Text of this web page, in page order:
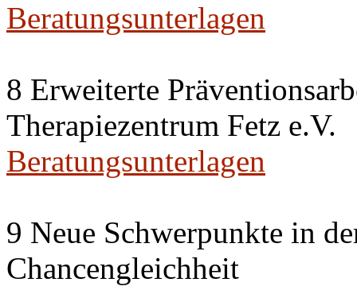
Beratungsunterlagen
8 Erweiterte
Therapiezentrum Fetz e.V.
Beratungsunterlagen
9 Neue Schwerpunkte in
Chancengleichheit